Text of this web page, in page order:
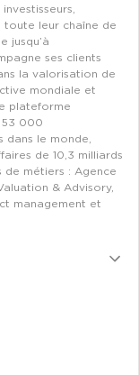
toute leur chaîne de
jusqu’à
ses clients
la valorisation de
mondiale et
plateforme
53 000
dans le monde,
de 10,3 milliards
de métiers : Agence
& Advisory,
management et